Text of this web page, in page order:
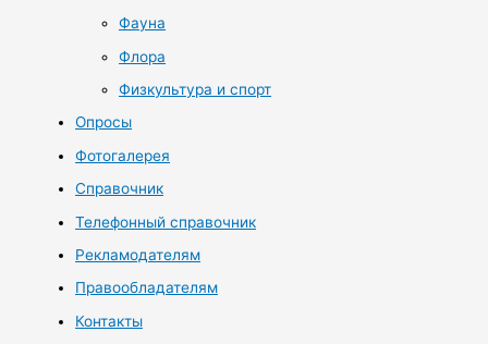
Фауна
Флора
Физкультура и спорт
Опросы
Фотогалерея
Справочник
Телефонный справочник
Рекламодателям
Правообладателям
Контакты